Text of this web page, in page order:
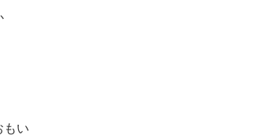
もい